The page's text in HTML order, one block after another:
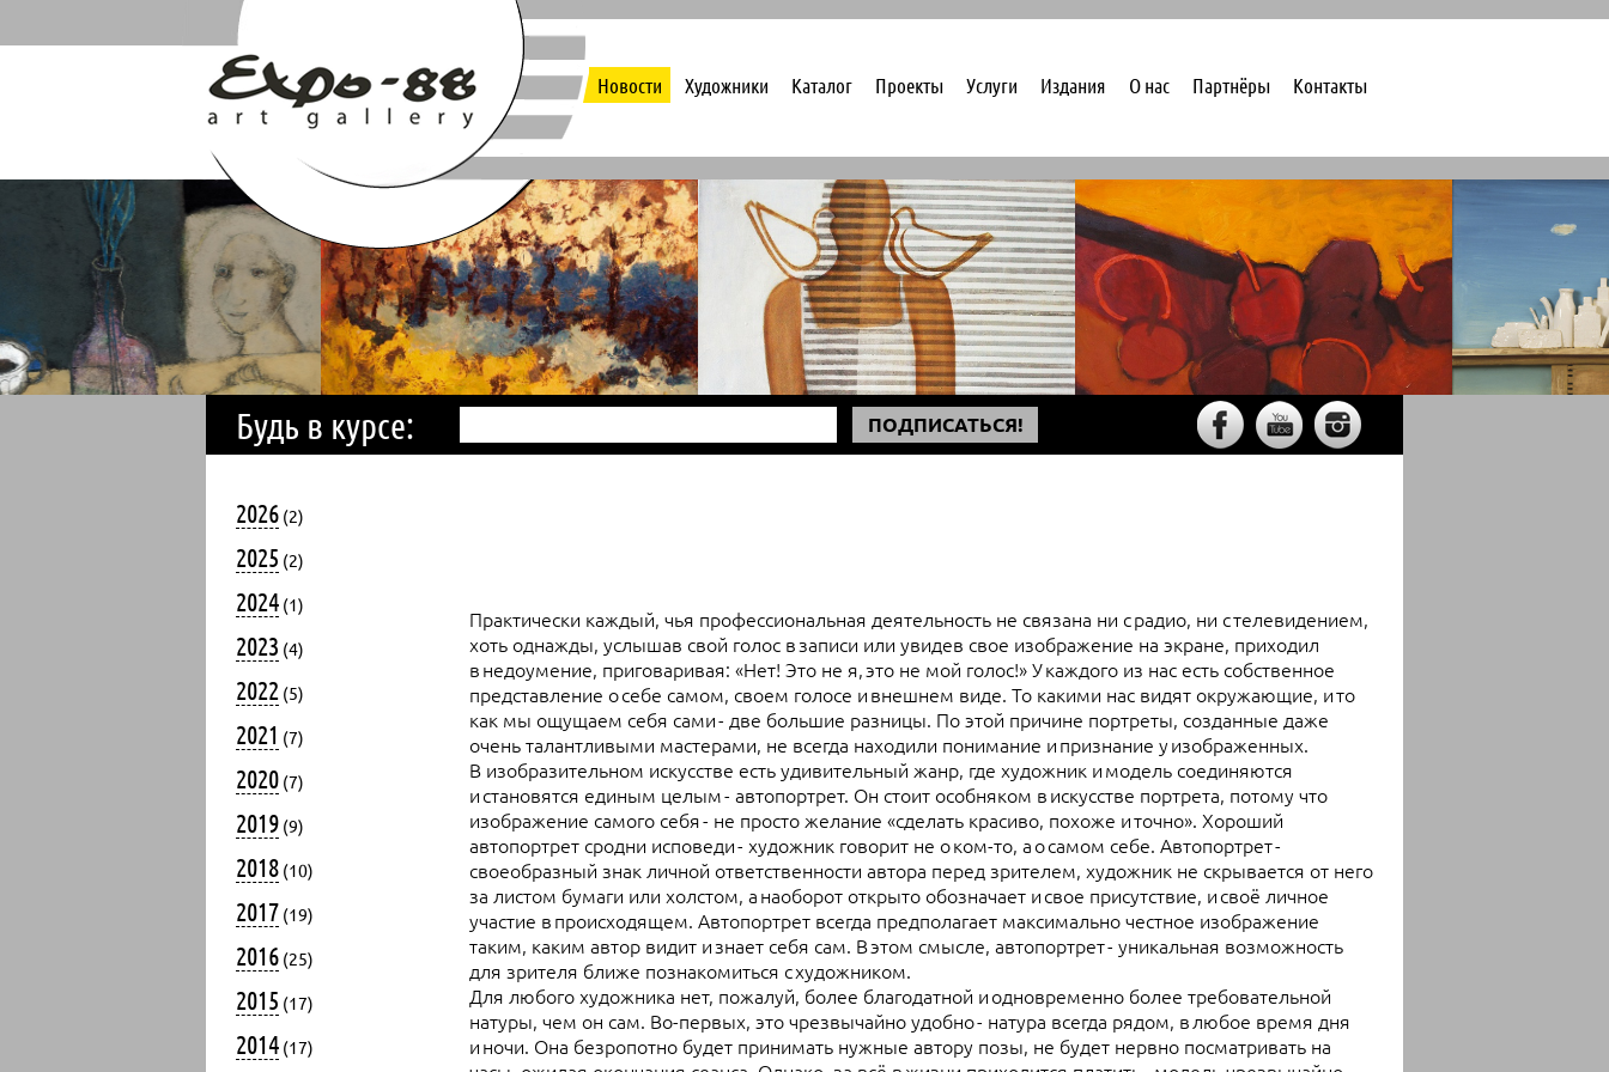
Новости Художники Каталог Проекты Услуги Издания О нас Партнёры Контакты
Будь в курсе: ПОДПИСАТЬСЯ!
2026 (2)
2025 (2)
2024 (1)
2023 (4)
2022 (5)
2021 (7)
2020 (7)
2019 (9)
2018 (10)
2017 (19)
2016 (25)
2015 (17)
2014 (17)
Практически каждый, чья профессиональная деятельность не связана ни с радио, ни с телевидением,
хоть однажды, услышав свой голос в записи или увидев свое изображение на экране, приходил
в недоумение, приговаривая: «Нет! Это не я, это не мой голос!» У каждого из нас есть собственное
представление о себе самом, своем голосе и внешнем виде. То какими нас видят окружающие, и то
как мы ощущаем себя сами - две большие разницы. По этой причине портреты, созданные даже
очень талантливыми мастерами, не всегда находили понимание и признание у изображенных.
В изобразительном искусстве есть удивительный жанр, где художник и модель соединяются
и становятся единым целым - автопортрет. Он стоит особняком в искусстве портрета, потому что
изображение самого себя - не просто желание «сделать красиво, похоже и точно». Хороший
автопортрет сродни исповеди - художник говорит не о ком-то, а о самом себе. Автопортрет -
своеобразный знак личной ответственности автора перед зрителем, художник не скрывается от него
за листом бумаги или холстом, а наоборот открыто обозначает и свое присутствие, и своё личное
участие в происходящем. Автопортрет всегда предполагает максимально честное изображение
таким, каким автор видит и знает себя сам. В этом смысле, автопортрет - уникальная возможность
для зрителя ближе познакомиться с художником.
Для любого художника нет, пожалуй, более благодатной и одновременно более требовательной
натуры, чем он сам. Во-первых, это чрезвычайно удобно - натура всегда рядом, в любое время дня
и ночи. Она безропотно будет принимать нужные автору позы, не будет нервно посматривать на